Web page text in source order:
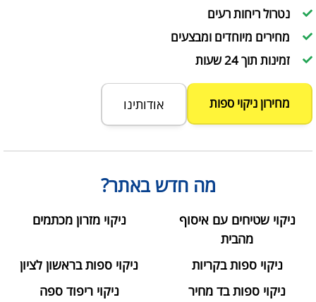
נטרול ריחות רעים
מחירים מיוחדים ומבצעים
זמינות תוך 24 שעות
מחירון ניקוי ספות אודותינו
מה חדש באתר?
ניקוי שטיחים עם איסוף
מהבית
ניקוי מזרון מכתמים
ניקוי ספות בקריות
ניקוי ספות בראשון לציון
ניקוי ספות בד מחיר
ניקוי ריפוד ספה